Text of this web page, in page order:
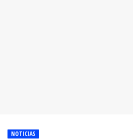
NOTICIAS